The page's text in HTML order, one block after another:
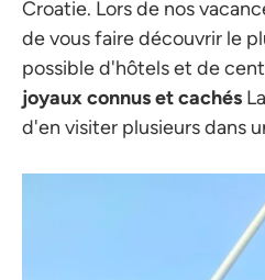
Croatie. Lors de nos
de vous faire découvrir le
possible d'hôtels et de
joyaux connus et cachés
d'en visiter plusieurs dans